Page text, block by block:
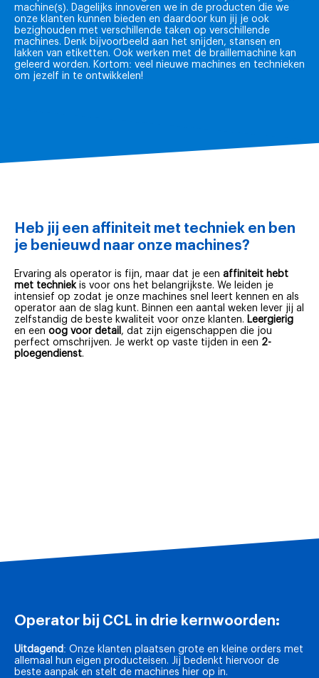
machine(s). Dagelijks innoveren we in de producten die we
onze klanten kunnen bieden en daardoor kun jij je ook
bezighouden met verschillende taken op verschillende
machines. Denk bijvoorbeeld aan het snijden, stansen en
lakken van etiketten. Ook werken met de braillemachine kan
geleerd worden. Kortom: veel nieuwe machines en technieken
om jezelf in te ontwikkelen!
Heb jij een affiniteit met techniek en ben
je benieuwd naar onze machines?
Ervaring als operator is fijn, maar dat je een affiniteit hebt
met techniek is voor ons het belangrijkste. We leiden je
intensief op zodat je onze machines snel leert kennen en als
operator aan de slag kunt. Binnen een aantal weken lever jij al
zelfstandig de beste kwaliteit voor onze klanten. Leergierig
en een oog voor detail , dat zijn eigenschappen die jou
perfect omschrijven. Je werkt op vaste tijden in een 2-
ploegendienst.
Operator bij CCL in drie kernwoorden:
Uitdagend : Onze klanten plaatsen grote en kleine orders met
allemaal hun eigen producteisen. Jij bedenkt hiervoor de
beste aanpak en stelt de machines hier op in.